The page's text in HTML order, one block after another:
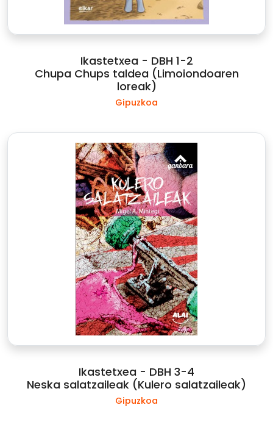
Ikastetxea - DBH 1-2
Chupa Chups taldea (Limoiondoaren
loreak)
Gipuzkoa
Ikastetxea - DBH 3-4
Neska salatzaileak (Kulero salatzaileak)
Gipuzkoa